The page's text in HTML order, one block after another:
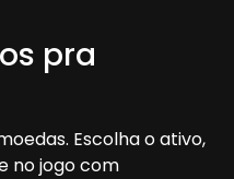
pra
Escolha o ativo,
no jogo com